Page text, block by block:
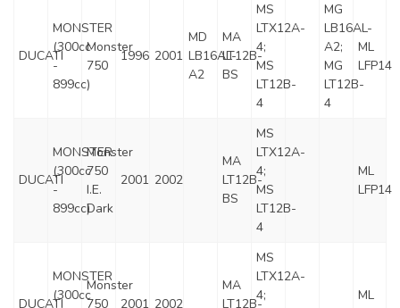
DUCATI
MONSTER
(300cc
-
899cc)
Monster
750
1996 2001
MD
LB16AL-
A2
MA
LT12B-
BS
MS
LTX12A-
4;
MS
LT12B-
4
MG
LB16AL-
A2;
MG
LT12B-
4
ML
LFP14
DUCATI
MONSTER
(300cc
-
899cc)
Monster
750
I.E.
Dark
2001 2002
MA
LT12B-
BS
MS
LTX12A-
4;
MS
LT12B-
4
ML
LFP14
DUCATI
MONSTER
(300cc
Monster
750
2001 2002
MA
LT12B-
MS
LTX12A-
4;
ML